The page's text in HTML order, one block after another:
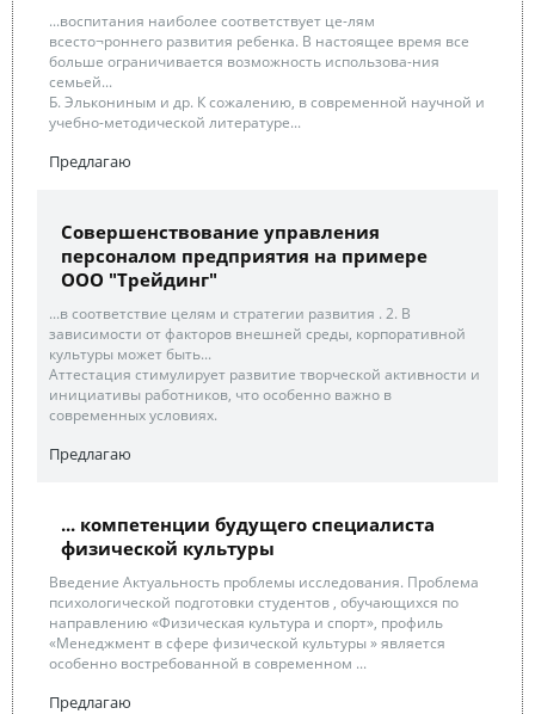
...воспитания наиболее соответствует це-лям
всесто¬роннего развития ребенка. В настоящее время все
больше ограничивается возможность использова-ния
семьей...
Б. Элькониным и др. К сожалению, в современной научной и
учебно-методической литературе...
Предлагаю
Совершенствование управления
персоналом предприятия на примере
ООО "Трейдинг"
...в соответствие целям и стратегии развития . 2. В
зависимости от факторов внешней среды, корпоративной
культуры может быть...
Аттестация стимулирует развитие творческой активности и
инициативы работников, что особенно важно в
современных условиях.
Предлагаю
... компетенции будущего специалиста
физической культуры
Введение Актуальность проблемы исследования. Проблема
психологической подготовки студентов , обучающихся по
направлению «Физическая культура и спорт», профиль
«Менеджмент в сфере физической культуры » является
особенно востребованной в современном ...
Предлагаю